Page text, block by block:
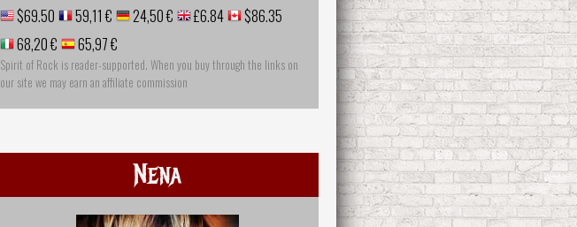
$69.50 59,11 € 24,50 € £6.84
$86.35
68,20 €
65,97 €
Spirit of Rock is reader-supported. When you buy through the links on
our site we may earn an affiliate commission
Nena